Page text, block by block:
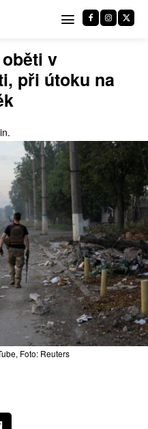
v
při útoku na
Foto: Reuters